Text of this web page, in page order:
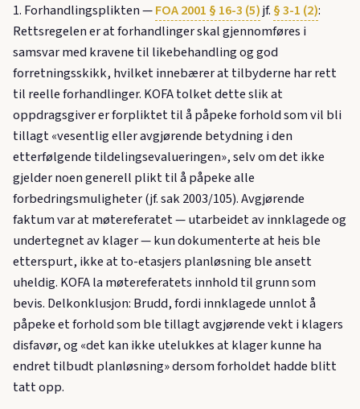
1. Forhandlingsplikten —FOA 2001 § 16-3 (5)jf. § 3-1 (2):
Rettsregelen er at forhandlinger skal gjennomføres i
samsvar med kravene til likebehandling og god
forretningsskikk, hvilket innebærer at tilbyderne har rett
til reelle forhandlinger. KOFA tolket dette slik at
oppdragsgiver er forpliktet til å påpeke forhold som vil bli
tillagt «vesentlig eller avgjørende betydning i den
etterfølgende tildelingsevalueringen», selv om det ikke
gjelder noen generell plikt til å påpeke alle
forbedringsmuligheter (jf. sak 2003/105). Avgjørende
faktum var at møtereferatet — utarbeidet av innklagede og
undertegnet av klager — kun dokumenterte at heis ble
etterspurt, ikke at to-etasjers planløsning ble ansett
uheldig. KOFA la møtereferatets innhold til grunn som
bevis. Delkonklusjon: Brudd, fordi innklagede unnlot å
påpeke et forhold som ble tillagt avgjørende vekt i klagers
disfavør, og «det kan ikke utelukkes at klager kunne ha
endret tilbudt planløsning» dersom forholdet hadde blitt
tatt opp.